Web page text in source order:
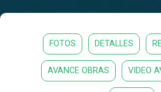
FOTOS DETALLES
AVANCE OBRAS VIDEO